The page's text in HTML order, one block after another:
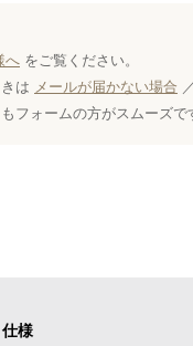
へ をご覧ください。
は メールが届かない場合 ／
フォームの方がスムーズで
仕様